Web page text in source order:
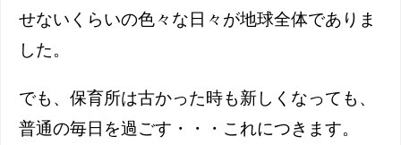
せないくらいの色々な日々が地球全体でありま
した。
でも、保育所は古かった時も新しくなっても、
普通の毎日を過ごす・・・これにつきます。